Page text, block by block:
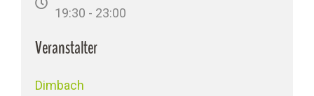
19:30 - 23:00
Veranstalter
Dimbach